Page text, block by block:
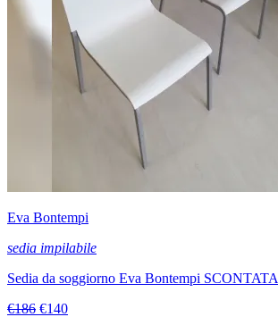
Eva Bontempi
sedia impilabile
Sedia da soggiorno Eva Bontempi SCONTATA
€186 €140